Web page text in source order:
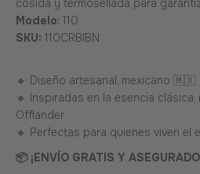
Modelo: 110
SKU: 110CRBIBN
🔸 Diseño artesanal, mexicano 🇲🇽
🔸 Inspiradas en la esencia
Offlander
🔸 Perfectas para quienes viven el
📦 ¡ENVÍO GRATIS Y